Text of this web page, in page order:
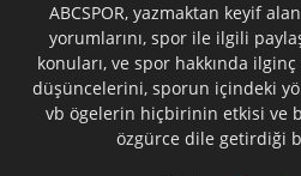
ABCSPOR, yazmaktan keyif
yorumlarını, spor ile ilgili
konuları, ve spor hakkında
düşüncelerini, sporun içindeki
vb ögelerin hiçbirinin etkisi ve
özgürce dile getirdiği